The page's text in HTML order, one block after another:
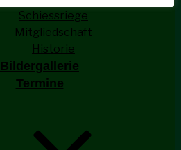
Schiessriege
Mitgliedschaft
Historie
Bildergallerie
Termine